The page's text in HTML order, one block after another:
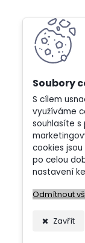
S cílem
využíváme
souhlasíte s
cookies
po celou
nastavení
Odmítnout
Zavřít